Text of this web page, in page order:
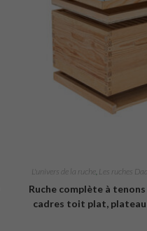
L'univers de la ruche Les ruches
Ruche complète à
cadres toit plat, plateau